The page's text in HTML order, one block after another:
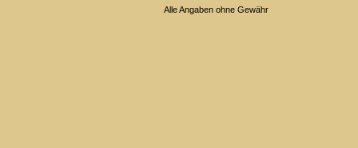
Alle Angaben ohne Gewähr